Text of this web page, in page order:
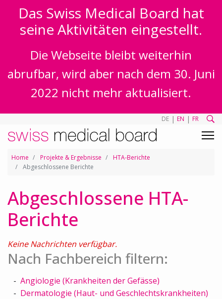
Das Swiss Medical Board hat
seine Aktivitäten eingestellt.
Die Webseite bleibt weiterhin
abrufbar, wird aber nach dem 30. Juni
2022 nicht mehr aktualisiert.
DE | EN | FR
Home Projekte & Ergebnisse
HTA-Berichte
Abgeschlossene Berichte
Abgeschlossene HTA-
Berichte
Keine Nachrichten verfügbar.
Nach Fachbereich filtern:
Angiologie (Krankheiten der Gefässe)
Dermatologie (Haut- und Geschlechtskrankheiten)